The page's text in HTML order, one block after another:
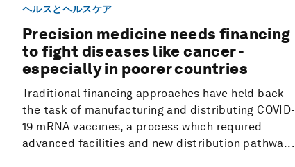
ヘルスとヘルスケア
Precision medicine needs financing
to fight diseases like cancer -
especially in poorer countries
Traditional financing approaches have held back
the task of manufacturing and distributing COVID-
19 mRNA vaccines, a process which required
advanced facilities and new distribution pathwa...